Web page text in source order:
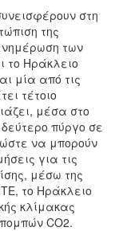
στη
της
των
το Ηράκλειο
μία από τις
τέτοιο
μέσα στο
πύργο σε
ώστε να μπορούν
για τις
μέσω της
το Ηράκλειο
κλίμακας
CO2.